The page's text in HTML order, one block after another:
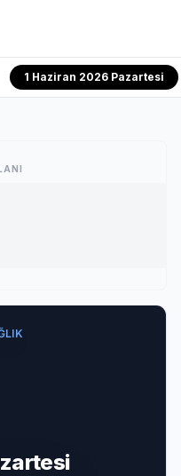
1 Haziran 2026 Pazartesi